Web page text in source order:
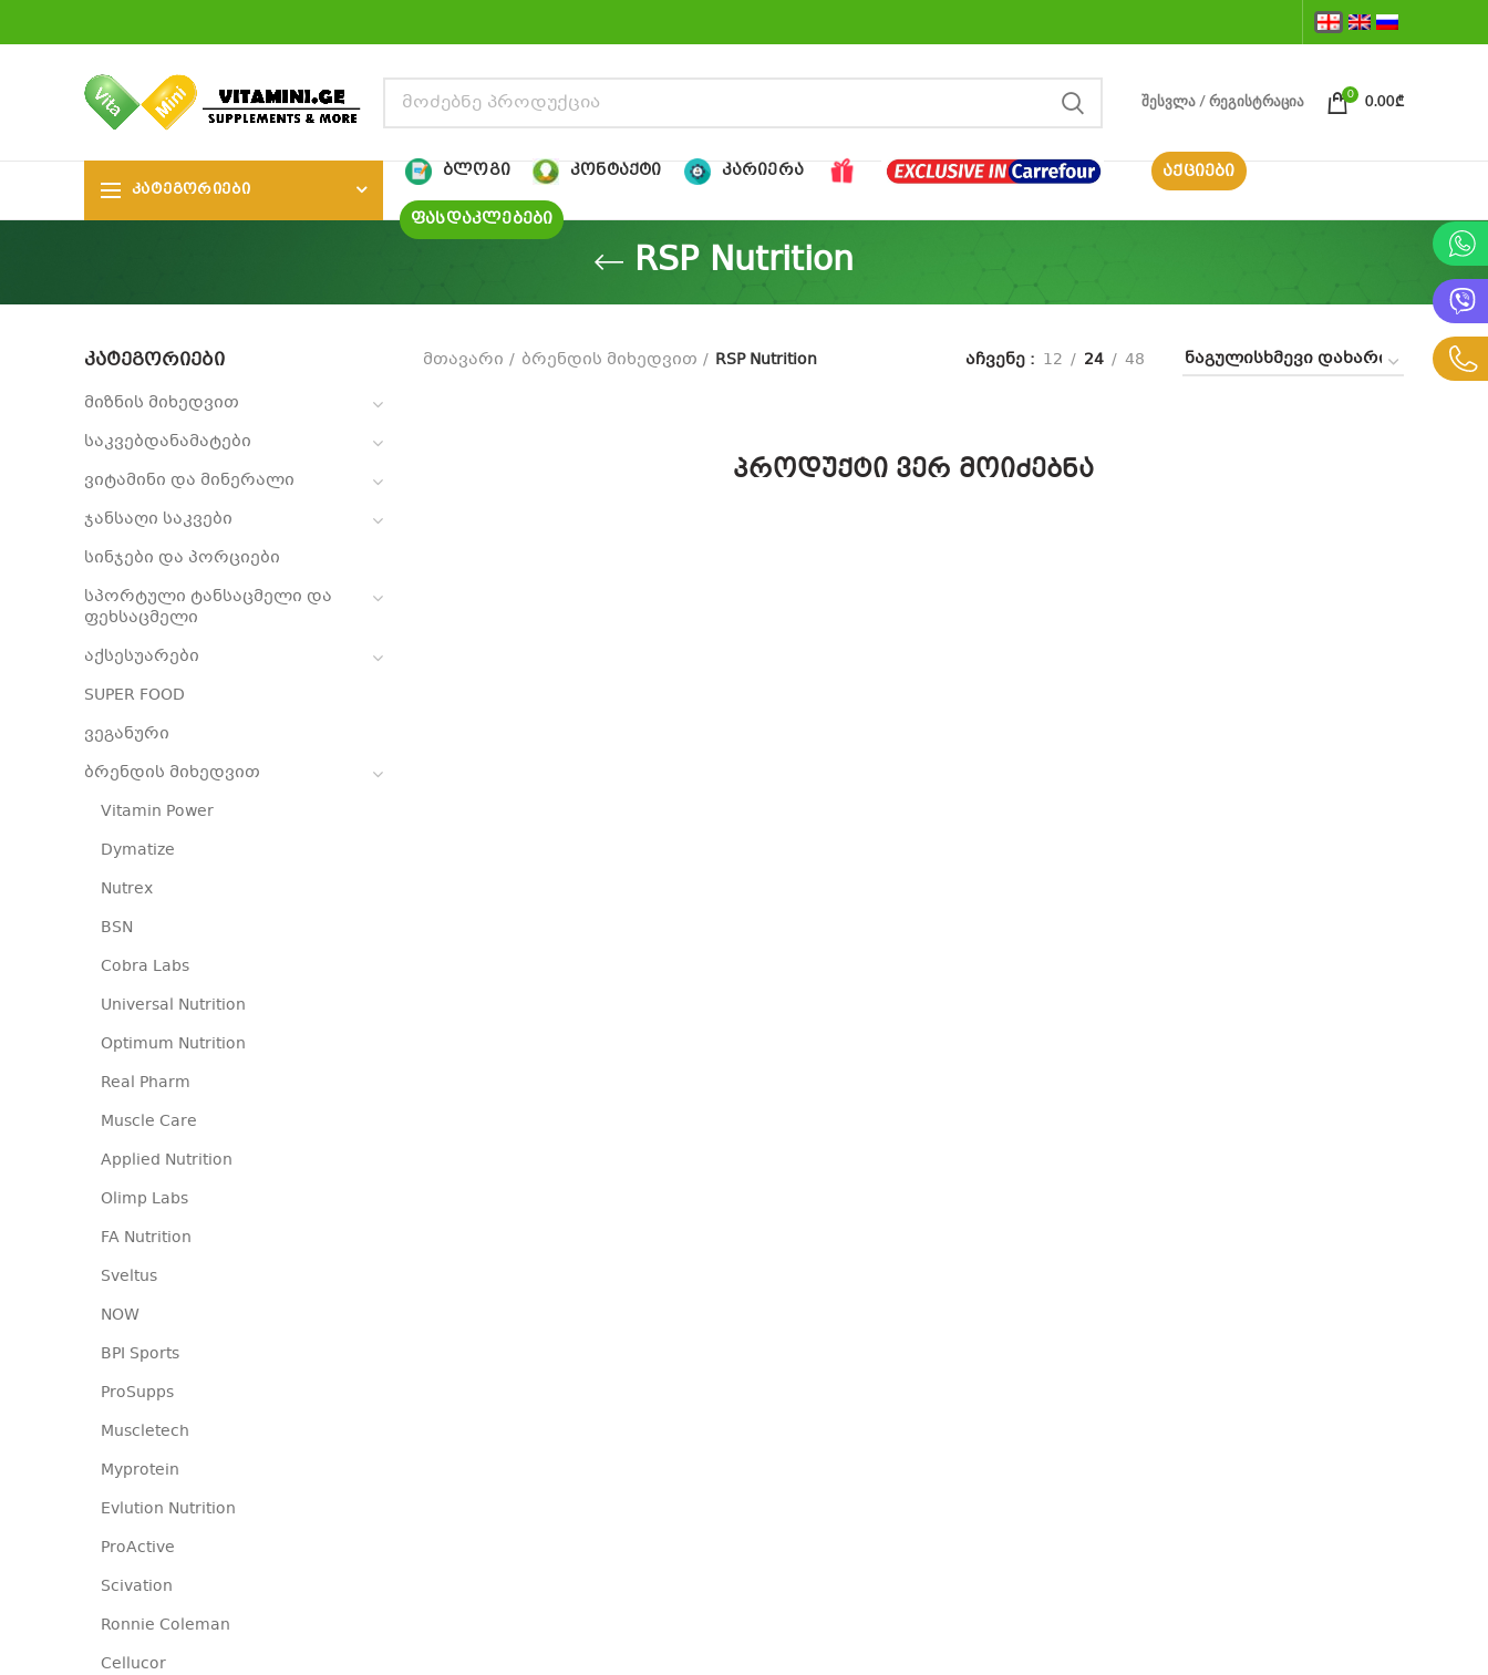
ᲨᲔᲡᲕᲚᲐ / ᲠᲔᲒᲘᲡᲢᲠᲐᲪᲘᲐ
0
0.00₾
ᲙᲐᲢᲔᲒᲝᲠᲘᲔᲑᲘ
ᲑᲚᲝᲒᲘ ᲙᲝᲜᲢᲐᲥᲢᲘ ᲙᲐᲠᲘᲔᲠᲐ
ᲐᲥᲪᲘᲔᲑᲘ
ᲤᲐᲡᲓᲐᲙᲚᲔᲑᲔᲑᲘ
RSP Nutrition
ᲙᲐᲢᲔᲒᲝᲠᲘᲔᲑᲘ
მიზნის მიხედვით
საკვებდანამატები
ვიტამინი და მინერალი
ჯანსაღი საკვები
სინჯები და პორციები
სპორტული ტანსაცმელი და
ფეხსაცმელი
აქსესუარები
SUPER FOOD
ვეგანური
ბრენდის მიხედვით
Vitamin Power
Dymatize
Nutrex
BSN
Cobra Labs
Universal Nutrition
Optimum Nutrition
Real Pharm
Muscle Care
Applied Nutrition
Olimp Labs
FA Nutrition
Sveltus
NOW
BPI Sports
ProSupps
Muscletech
Myprotein
Evlution Nutrition
ProActive
Scivation
Ronnie Coleman
Cellucor
მთავარი ბრენდის მიხედვით RSP Nutrition აჩვენე 12 24 48
პროდუქტი ვერ მოიძებნა